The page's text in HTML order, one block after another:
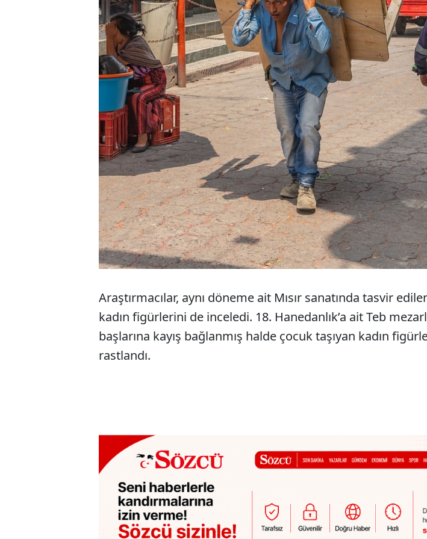
Araştırmacılar, aynı döneme ait Mısır sanatında tasvir
kadın figürlerini de inceledi. 18. Hanedanlık’a ait Teb
başlarına kayış bağlanmış halde çocuk taşıyan kadın
rastlandı.